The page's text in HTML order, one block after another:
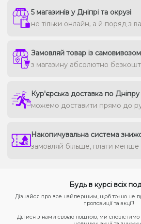
5 магазинів у Дніпрі та окрузі
не тільки онлайн, а й поряд з
Замовляй товар із самовивозом
з магазину абсолютно
Кур'єрська доставка по Дніпру
можемо доставити прямо до
Накопичувальна система
замовляй більше, плати менше
Будь в курсі всіх
Дізнайся про все найпершим, щоб точно не
пропозиції та акції!
Ділися з нами своєю поштою, ми сповістимо